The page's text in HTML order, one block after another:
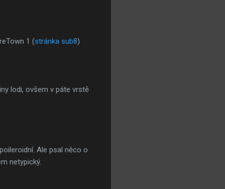
1 (stránka sub8)
lodi, ovšem v páte vrstě
Ale psal něco o
netypický.